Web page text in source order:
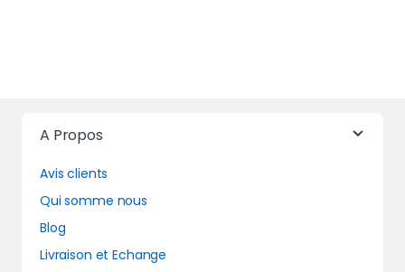
A Propos
Avis clients
Qui somme nous
Blog
Livraison et Echange